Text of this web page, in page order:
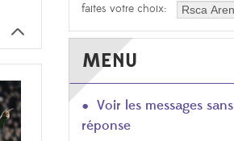
faites votre choix:
MENU
Voir les messages sans
réponse